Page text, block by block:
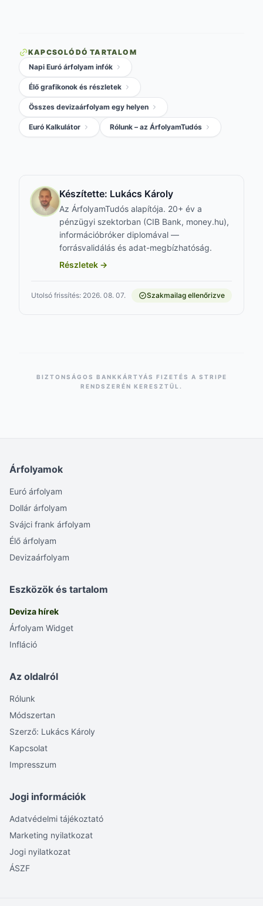
KAPCSOLÓDÓ TARTALOM
Napi Euró árfolyam infók
Élő grafikonok és részletek
Összes devizaárfolyam egy helyen
Euró Kalkulátor Rólunk – az ÁrfolyamTudós
Készítette: Lukács Károly
Az ÁrfolyamTudós alapítója. 20+ év a
pénzügyi szektorban (CIB Bank, money.hu),
információbróker diplomával —
forrásvalidálás és adat-megbízhatóság.
Részletek →
Utolsó frissítés: 2026. 08. 07. Szakmailag ellenőrizve
BIZTONSÁGOS BANKKÁRTYÁS FIZETÉS A STRIPE
RENDSZERÉN KERESZTÜL.
Árfolyamok
Euró árfolyam
Dollár árfolyam
Svájci frank árfolyam
Élő árfolyam
Devizaárfolyam
Eszközök és tartalom
Deviza hírek
Árfolyam Widget
Infláció
Az oldalról
Rólunk
Módszertan
Szerző: Lukács Károly
Kapcsolat
Impresszum
Jogi információk
Adatvédelmi tájékoztató
Marketing nyilatkozat
Jogi nyilatkozat
ÁSZF